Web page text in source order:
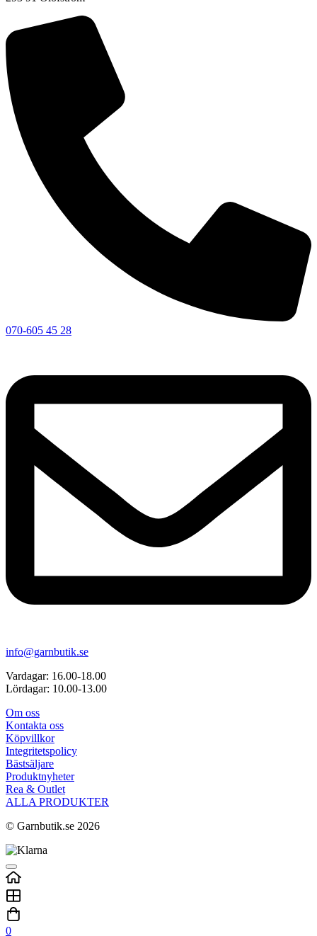
070-605 45 28
info@garnbutik.se
Vardagar: 16.00-18.00
Lördagar: 10.00-13.00
Om oss
Kontakta oss
Köpvillkor
Integritetspolicy
Bästsäljare
Produktnyheter
Rea & Outlet
ALLA PRODUKTER
© Garnbutik.se 2026
0